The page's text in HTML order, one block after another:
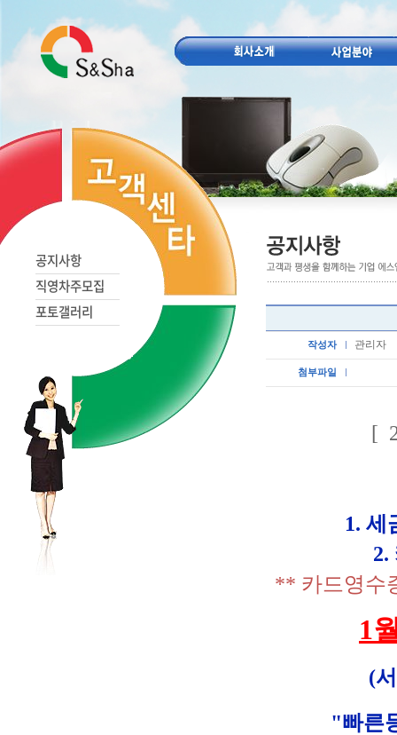
공지사항
직영차주모집
포토갤러리
작성자 관리자
첨부파일
[
1. 세
2.
** 카드영수
1
(
"빠른